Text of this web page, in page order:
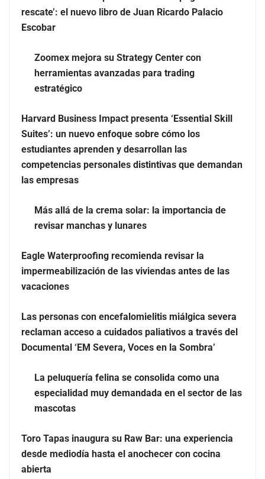
Zoomex mejora su Strategy Center con herramientas
avanzadas para trading estratégico
Harvard Business Impact presenta ‘Essential Skill
Suites’: un nuevo enfoque sobre cómo los estudiantes
distintivas que demandan las empresas
Más allá de la crema solar: la importancia de revisar
manchas y lunares
rescate’: el nuevo libro de Juan Ricardo Palacio
Escobar
Zoomex mejora su Strategy Center con
herramientas avanzadas para trading
estratégico
Harvard Business Impact presenta ‘Essential Skill
Suites’: un nuevo enfoque sobre cómo los
estudiantes aprenden y desarrollan las
competencias personales distintivas que demandan
las empresas
Más allá de la crema solar: la importancia de
revisar manchas y lunares
Eagle Waterproofing recomienda revisar la
impermeabilización de las viviendas antes de las
vacaciones
Las personas con encefalomielitis miálgica severa
reclaman acceso a cuidados paliativos a través del
Documental ‘EM Severa, Voces en la Sombra’
La peluquería felina se consolida como una
especialidad muy demandada en el sector de las
mascotas
Toro Tapas inaugura su Raw Bar: una experiencia
desde mediodía hasta el anochecer con cocina
abierta